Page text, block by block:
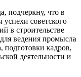
подчеркну, что в
советского
в строительстве
ведения промысла
подготовки кадров,
деятельности и